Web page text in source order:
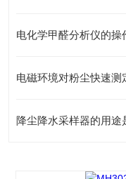
电化学甲醛分析仪的操
电磁环境对粉尘快速
降尘降水采样器的用途